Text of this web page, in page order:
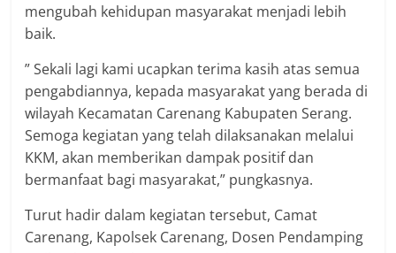
mengubah kehidupan masyarakat menjadi lebih
baik.
” Sekali lagi kami ucapkan terima kasih atas semua
pengabdiannya, kepada masyarakat yang berada di
wilayah Kecamatan Carenang Kabupaten Serang.
Semoga kegiatan yang telah dilaksanakan melalui
KKM, akan memberikan dampak positif dan
bermanfaat bagi masyarakat,” pungkasnya.
Turut hadir dalam kegiatan tersebut, Camat
Carenang, Kapolsek Carenang, Dosen Pendamping